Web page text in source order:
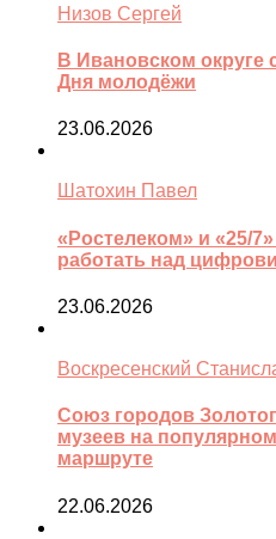
Низов Сергей
В Ивановском округе
Дня молодёжи
23.06.2026
Шатохин Павел
«Ростелеком» и «25/
работать над
23.06.2026
Воскресенский
Союз городов
музеев на
маршруте
22.06.2026